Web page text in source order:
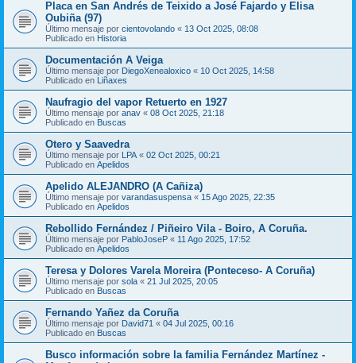
Placa en San Andrés de Teixido a José Fajardo y Elisa
Oubiña (97)
Último mensaje por cientovolando « 13 Oct 2025, 08:08
Publicado en Historia
Documentación A Veiga
Último mensaje por DiegoXenealoxico « 10 Oct 2025, 14:58
Publicado en Liñaxes
Naufragio del vapor Retuerto en 1927
Último mensaje por anav « 08 Oct 2025, 21:18
Publicado en Buscas
Otero y Saavedra
Último mensaje por LPA « 02 Oct 2025, 00:21
Publicado en Apelidos
Apelido ALEJANDRO (A Cañiza)
Último mensaje por varandasuspensa « 15 Ago 2025, 22:35
Publicado en Apelidos
Rebollido Fernández / Piñeiro Vila - Boiro, A Coruña.
Último mensaje por PabloJoseP « 11 Ago 2025, 17:52
Publicado en Apelidos
Teresa y Dolores Varela Moreira (Ponteceso- A Coruña)
Último mensaje por sola « 21 Jul 2025, 20:05
Publicado en Buscas
Fernando Yañez da Coruña
Último mensaje por David71 « 04 Jul 2025, 00:16
Publicado en Buscas
Busco información sobre la familia Fernández Martínez -